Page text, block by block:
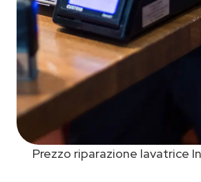
Prezzo riparazione lavatrice